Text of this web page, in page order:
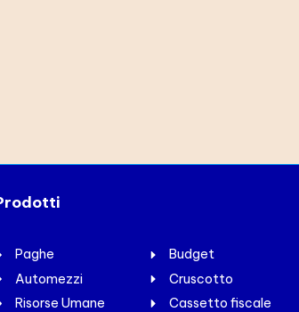
Paghe
Budget
Automezzi
Cruscotto
Risorse Umane
Cassetto fiscale